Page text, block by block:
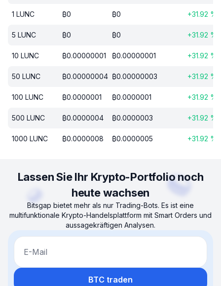
1 LUNC ₿0 ₿0 +31.92 %
5 LUNC ₿0 ₿0 +31.92 %
10 LUNC ₿0.00000001 ₿0.00000001 +31.92 %
50 LUNC ₿0.00000004 ₿0.00000003 +31.92 %
100 LUNC ₿0.0000001 ₿0.0000001 +31.92 %
500 LUNC ₿0.0000004 ₿0.0000003 +31.92 %
1000 LUNC ₿0.0000008 ₿0.0000005 +31.92 %
Lassen Sie Ihr Krypto-Portfolio noch
heute wachsen
Bitsgap bietet mehr als nur Trading-Bots. Es ist eine
multifunktionale Krypto-Handelsplattform mit Smart Orders und
aussagekräftigen Analysen.
E-Mail
BTC traden